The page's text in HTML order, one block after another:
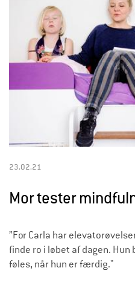
23.02.21
Mor tester
”For Carla har
finde ro i løbet af dagen.
føles, når hun er færdig."